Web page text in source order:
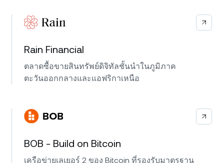
Rain Financial
ตลาดซื้อขายสินทรัพย์ดิจิทัลชั้นนำในภูมิภาค
ตะวันออกกลางและแอฟริกาเหนือ
BOB - Build on Bitcoin
เครือข่ายเลเยอร์ 2 ของ Bitcoin ที่รองรับมาตรฐาน